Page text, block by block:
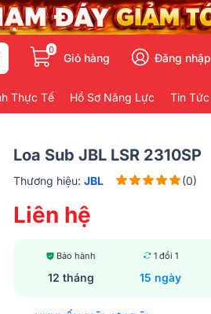
0
Giỏ hàng Đăng nhập
Thực Tế Hồ Sơ Năng Lực Tin Tức
Loa Sub JBL LSR 2310SP
Thương hiệu: JBL (0)
Liên hệ
Bảo hành
12 tháng
1 đổi 1
15 ngày